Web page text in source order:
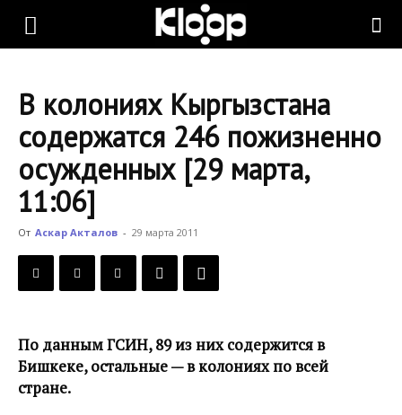
KLOOP.KG
Новости
Кыргызстана
В колониях Кыргызстана
содержатся 246 пожизненно
осужденных [29 марта,
11:06]
От Аскар Акталов - 29 марта 2011
По данным ГСИН, 89 из них содержится в
Бишкеке, остальные — в колониях по всей
стране.